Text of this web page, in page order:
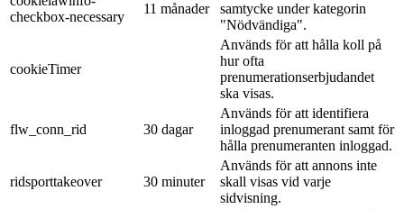
checkbox-necessary
11 månader
samtycke under kategorin
"Nödvändiga".
cookieTimer
Används för att hålla koll på
hur ofta
prenumerationserbjudandet
ska visas.
flw_conn_rid 30 dagar
Används för att identifiera
inloggad prenumerant samt för
hålla prenumeranten inloggad.
ridsporttakeover 30 minuter
Används för att annons inte
skall visas vid varje
sidvisning.